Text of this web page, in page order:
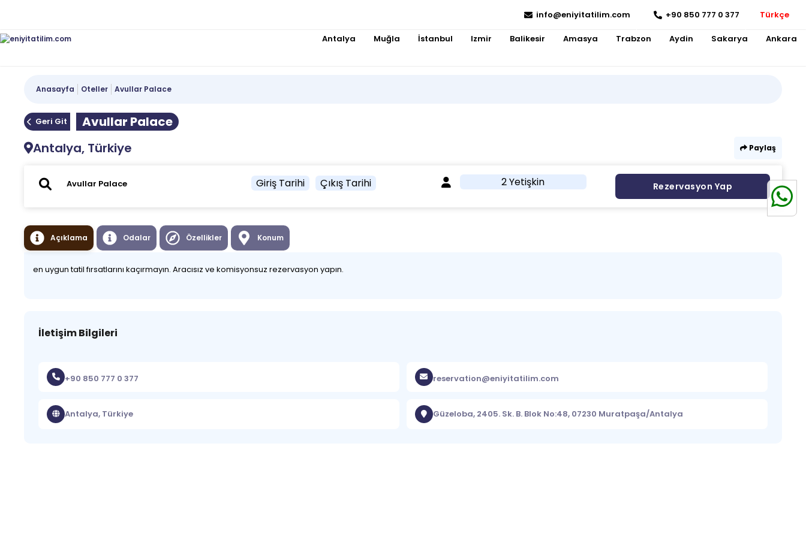
info@eniyitatilim.com +90 850 777 0 377 Türkçe
Antalya Muğla İstanbul Izmir Balikesir Amasya Trabzon Aydin Sakarya Ankara
Anasayfa Oteller Avullar Palace
Geri Git
Avullar Palace
Antalya, Türkiye
Paylaş
Giriş Tarihi Çıkış Tarihi 2 Yetişkin Rezervasyon Yap
Açıklama Odalar Özellikler Konum
en uygun tatil fırsatlarını kaçırmayın. Aracısız ve komisyonsuz rezervasyon yapın.
İletişim Bilgileri
+90 850 777 0 377 reservation@eniyitatilim.com
Antalya, Türkiye Güzeloba, 2405. Sk. B. Blok No:48, 07230 Muratpaşa/Antalya